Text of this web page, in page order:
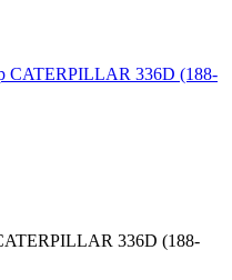
336D (188-